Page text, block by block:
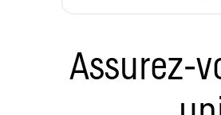
Assurez-